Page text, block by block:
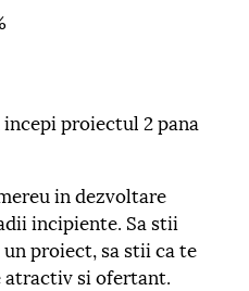
proiectul 2 pana
in dezvoltare
incipiente. Sa stii
proiect, sa stii ca te
atractiv si ofertant.